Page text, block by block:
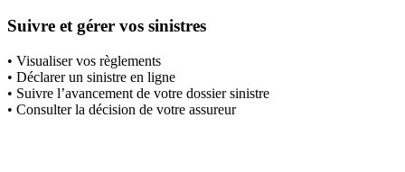
Suivre et gérer vos sinistres
• Visualiser vos règlements
• Déclarer un sinistre en ligne
• Suivre l’avancement de votre dossier sinistre
• Consulter la décision de votre assureur